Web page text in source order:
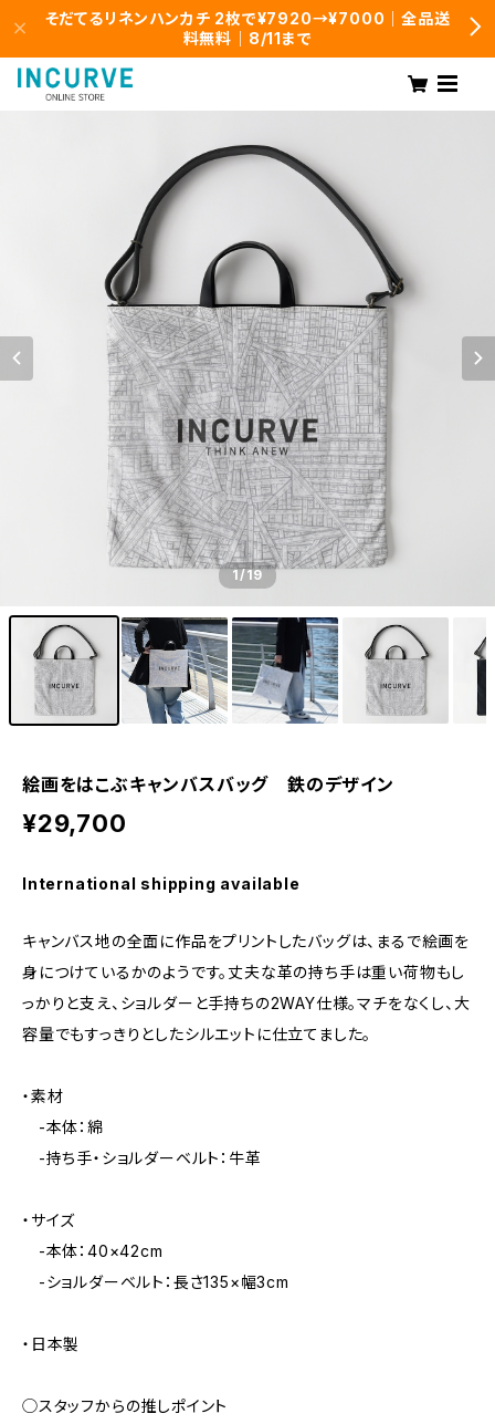
そだてるリネンハンカチ 2枚で¥7920→¥7000｜全品送
料無料｜8/11まで
1/19
絵画をはこぶキャンバスバッグ 鉄のデザイン
¥29,700
International shipping available
キャンバス地の全面に作品をプリントしたバッグは、まるで絵画を
身につけているかのようです。丈夫な革の持ち手は重い荷物もし
っかりと支え、ショルダーと手持ちの2WAY仕様。マチをなくし、大
容量でもすっきりとしたシルエットに仕立てました。
・素材
-本体：綿
-持ち手・ショルダーベルト：牛革
・サイズ
-本体：40×42cm
-ショルダーベルト：長さ135×幅3cm
・日本製
◯スタッフからの推しポイント